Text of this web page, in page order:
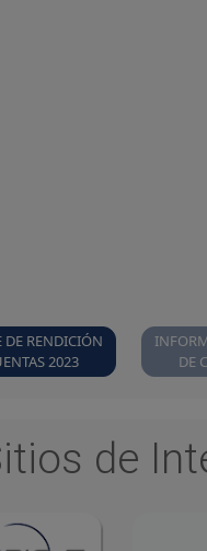
RENDICIÓN
2023
DE
de